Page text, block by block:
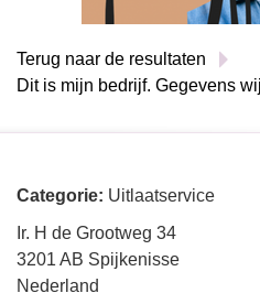
Terug naar de resultaten
Dit is mijn bedrijf. Gegevens
Categorie: Uitlaatservice
Ir. H de Grootweg 34
3201 AB Spijkenisse
Nederland